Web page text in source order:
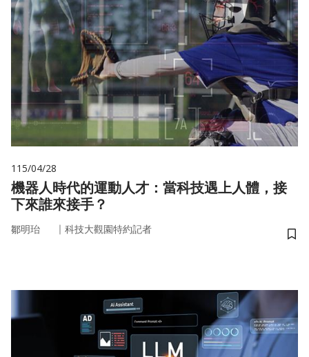
115/04/28
機器人時代的運動人才：當科技遇上人體，接
下來誰來接手？
鄒明珆 ｜ 科技大觀園特約記者
儲